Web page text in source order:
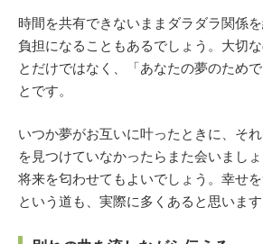
時間を共有できないままダラダラ関係
負担になることもあるでしょう。大切
とだけではなく、「あなたの夢のため
とです。
いつか夢がお互いに叶ったときに、そ
を見つけていなかったらまた会いましょ
将来を匂わせてもよいでしょう。幸せ
という道も、実際に多くあると思います